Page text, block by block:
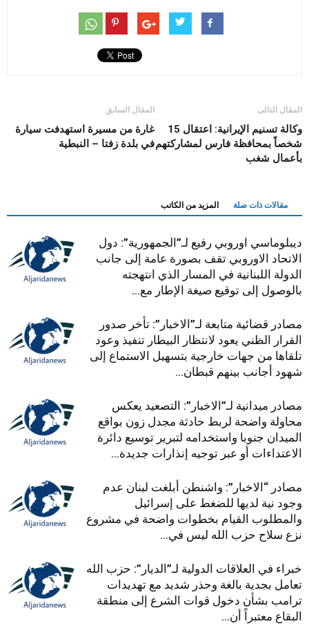
المقال السابق
غارة من مسيرة استهدفت سيارة
في بلدة زفتا – النبطية
المقال التالى
وكالة تسنيم الإيرانية: اعتقال 15
شخصاً بمحافظة فارس لمشاركتهم
بأعمال شغب
مقالات ذات صلة المزيد من الكاتب
ديبلوماسي اوروبي رفيع لـ”الجمهورية”: دول
الاتحاد الاوروبي تقف بصورة عامة إلى جانب
الدولة اللبنانية في المسار الذي انتهجته
بالوصول إلى توقيع صيغة الإطار مع...
مصادر قضائية متابعة لـ”الاخبار”: تأخر صدور
القرار الظني يعود لانتظار البيطار تنفيذ وعود
تلقاها من جهات خارجية بتسهيل الاستماع إلى
شهود أجانب بينهم قبطان...
مصادر ميدانية لـ”الاخبار”: التصعيد يعكس
محاولة واضحة لربط حادثة مجدل زون بواقع
الميدان جنوبا واستخدامه لتبرير توسيع دائرة
الاعتداءات أو عبر توجيه إنذارات جديدة...
مصادر “الاخبار”: واشنطن أبلغت لبنان عدم
وجود نية لديها للضغط على إسرائيل
والمطلوب القيام بخطوات واضحة في مشروع
نزع سلاح حزب الله ليس في...
خبراء في العلاقات الدولية لـ”الديار”: حزب الله
تعامل بجدية بالغة وحذر شديد مع تهديدات
ترامب بشأن دخول قوات الشرع إلى منطقة
البقاع معتبراً أن...